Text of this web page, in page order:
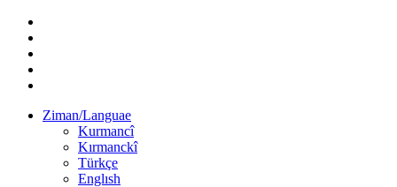
Ziman/Languae
Kurmancî
Kırmanckî
Türkçe
Englısh